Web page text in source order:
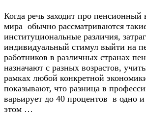
Когда речь заходит про пенсионный
мира обычно рассматриваются
институциональные различия,
индивидуальный стимул выйти на
работников в различных странах
назначают с разных возрастов,
рамках любой конкретной
показывают, что разница в
варьирует до 40 процентов в одно
этом …